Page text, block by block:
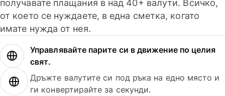
получавате плащания в над 40+ валути. Всичко,
от което се нуждаете, в една сметка, когато
имате нужда от нея.
Управлявайте парите си в движение по целия
свят.
Дръжте валутите си под ръка на едно място и
ги конвертирайте за секунди.